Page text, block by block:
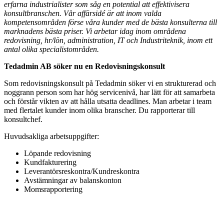
erfarna industrialister som såg en potential att effektivisera
konsultbranschen. Vår affärsidé är att inom valda
kompetensområden förse våra kunder med de bästa konsulterna till
marknadens bästa priser. Vi arbetar idag inom områdena
redovisning, hr/lön, administration, IT och Industriteknik, inom ett
antal olika specialistområden.
Tedadmin AB söker nu en Redovisningskonsult
Som redovisningskonsult på Tedadmin söker vi en strukturerad och
noggrann person som har hög servicenivå, har lätt för att samarbeta
och förstår vikten av att hålla utsatta deadlines. Man arbetar i team
med flertalet kunder inom olika branscher. Du rapporterar till
konsultchef.
Huvudsakliga arbetsuppgifter:
Löpande redovisning
Kundfakturering
Leverantörsreskontra/Kundreskontra
Avstämningar av balanskonton
Momsrapportering